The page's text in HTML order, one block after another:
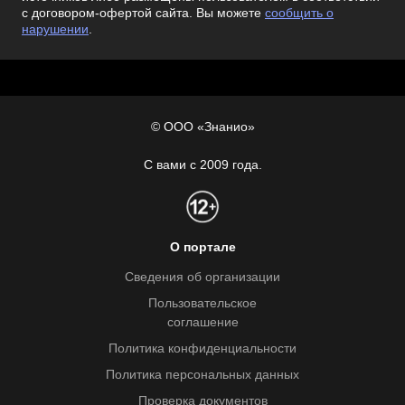
с договором-офертой сайта. Вы можете сообщить о
нарушении.
© ООО «Знанио»
С вами с 2009 года.
О портале
Сведения об организации
Пользовательское
соглашение
Политика конфиденциальности
Политика персональных данных
Проверка документов